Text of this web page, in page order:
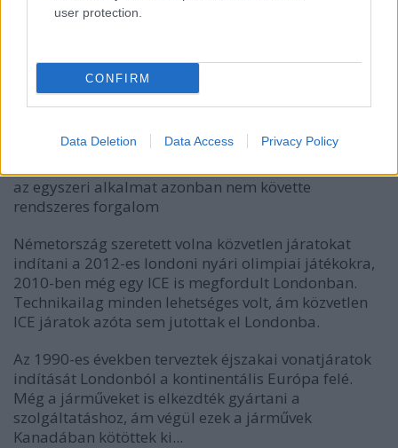
user protection.
CONFIRM
Data Deletion Data Access Privacy Policy
az egyszeri alkalmat azonban nem követte
rendszeres forgalom
Németország szeretett volna közvetlen járatokat
indítani a 2012-es londoni nyári olimpiai játékokra,
2010-ben még egy ICE is megfordult Londonban.
Technikailag minden lehetséges volt, ám közvetlen
ICE járatok azóta sem jutottak el Londonba.
Az 1990-es években terveztek éjszakai vonatjáratok
indítását Londonból a kontinentális Európa felé.
Még a járműveket is elkezdték gyártani a
szolgáltatáshoz, ám végül ezek a járművek
Kanadában kötöttek ki...